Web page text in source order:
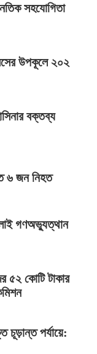
সহযোগিতা
উপকূলে ২০২
বক্তব্য
৬ জন নিহত
গণঅভ্যুত্থান
৫২ কোটি টাকার
চূড়ান্ত পর্যায়ে: